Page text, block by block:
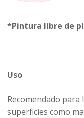
*Pintura libre de
Uso
Recomendado para
superficies como